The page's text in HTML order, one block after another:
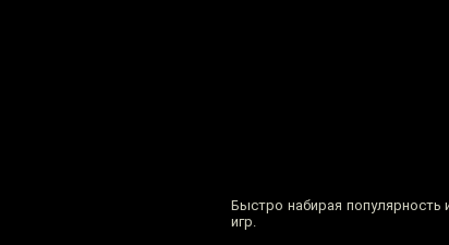
Быстро набирая
игр.